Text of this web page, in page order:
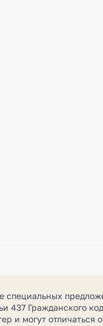
437 Гражданского
и могут